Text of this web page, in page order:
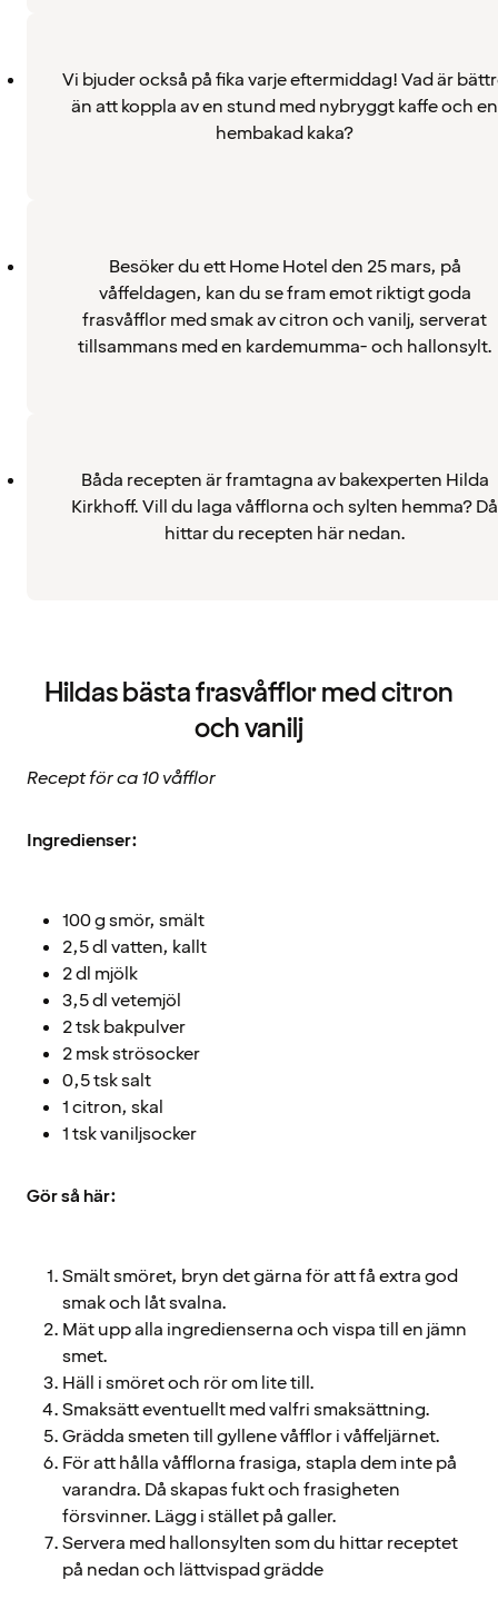
Vi bjuder också på fika varje eftermiddag! Vad är
än att koppla av en stund med nybryggt kaffe och en
hembakad kaka?
Besöker du ett Home Hotel den 25 mars, på
våffeldagen, kan du se fram emot riktigt goda
frasvåfflor med smak av citron och vanilj, serverat
tillsammans med en kardemumma- och hallonsylt.
Båda recepten är framtagna av bakexperten Hilda
Kirkhoff. Vill du laga våfflorna och sylten hemma? Då
hittar du recepten här nedan.
Hildas bästa frasvåfflor med citron
och vanilj
Recept för ca 10 våfflor
Ingredienser:
100 g smör, smält
2,5 dl vatten, kallt
2 dl mjölk
3,5 dl vetemjöl
2 tsk bakpulver
2 msk strösocker
0,5 tsk salt
1 citron, skal
1 tsk vaniljsocker
Gör så här:
Smält smöret, bryn det gärna för att få extra god
smak och låt svalna.
Mät upp alla ingredienserna och vispa till en jämn
smet.
Häll i smöret och rör om lite till.
Smaksätt eventuellt med valfri smaksättning.
Grädda smeten till gyllene våfflor i våffeljärnet.
För att hålla våfflorna frasiga, stapla dem inte på
varandra. Då skapas fukt och frasigheten
försvinner. Lägg i stället på galler.
Servera med hallonsylten som du hittar receptet
på nedan och lättvispad grädde